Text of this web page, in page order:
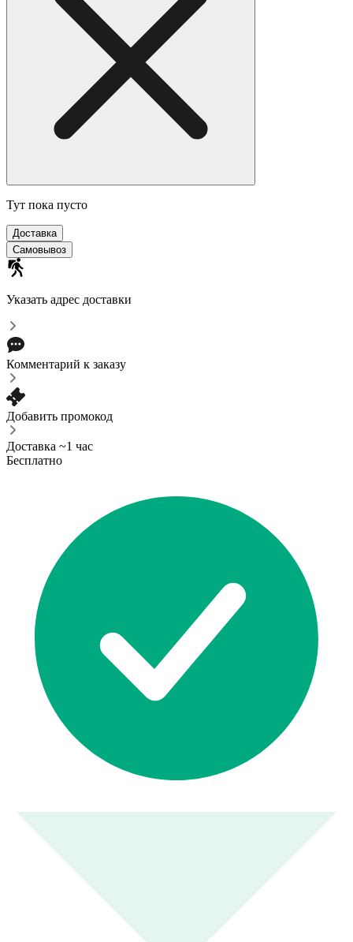
Тут пока пусто
Доставка
Самовывоз
Указать адрес доставки
Комментарий к заказу
Добавить промокод
Доставка ~1 час
Бесплатно